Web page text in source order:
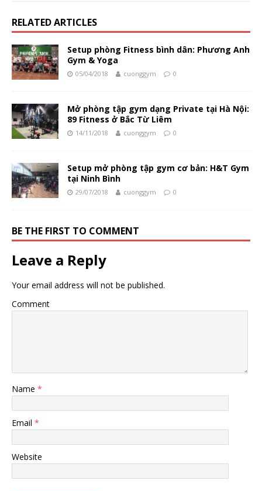
RELATED ARTICLES
Setup phòng Fitness bình dân: Phương Anh
Gym & Yoga
05/04/2018 cuonggym 0
Mở phòng tập gym dạng Private tại Hà Nội:
89 Fitness ở Bắc Từ Liêm
14/11/2018 cuonggym 0
Setup mở phòng tập gym cơ bản: H&T Gym
tại Ninh Bình
29/07/2018 cuonggym 0
BE THE FIRST TO COMMENT
Leave a Reply
Your email address will not be published.
Comment
Name *
Email *
Website